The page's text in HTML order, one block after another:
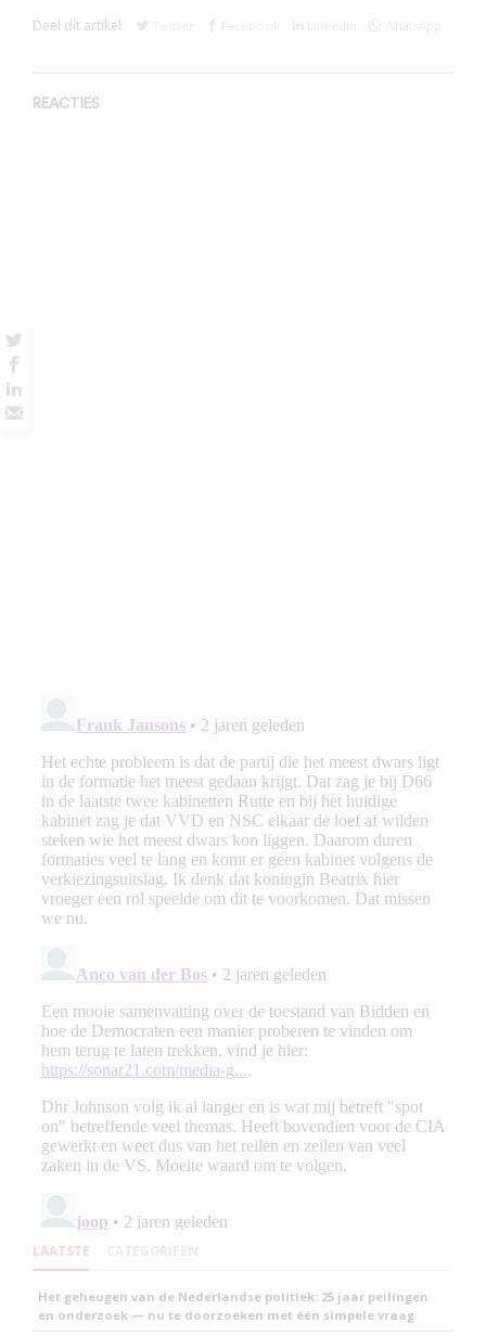
Deel dit artikel:
REACTIES
LAATSTE
Het geheugen van de Nederlandse politiek: 25 jaar peilingen
en onderzoek — nu te doorzoeken met één simpele vraag